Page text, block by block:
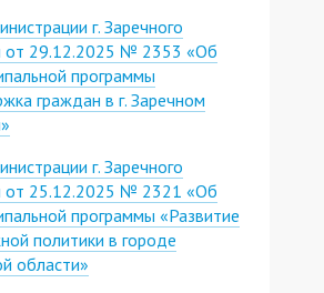
г. Заречного
от 29.12.2025 № 2353 «Об
программы
граждан в г. Заречном
г. Заречного
от 25.12.2025 № 2321 «Об
программы «Развитие
политики в городе
области»